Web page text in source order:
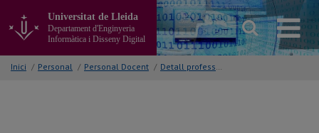
contingut
Universitat de Lleida
Departament d'Enginyeria
Informàtica i Disseny Digital
Inici / Personal / Personal Docent / Detall professor/a